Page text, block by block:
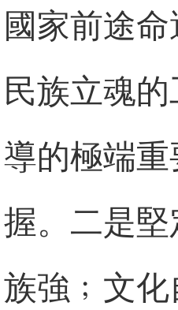
國家前途
民族立魂
導的極端
握。二是
族強﹔文